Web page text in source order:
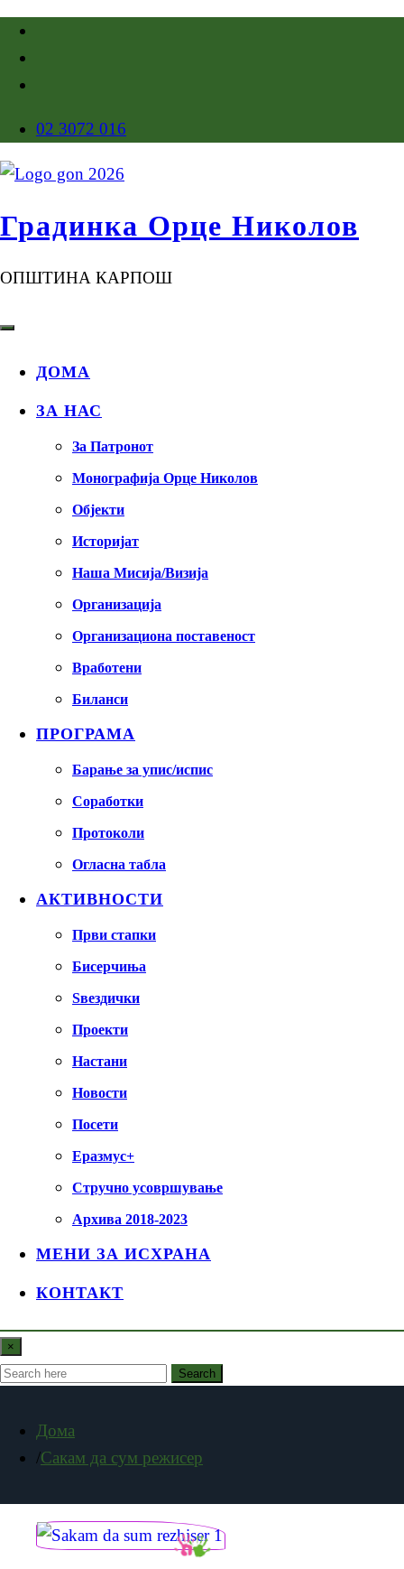
02 3072 016
Градинка Орце Николов
ОПШТИНА КАРПОШ
ДОМА
ЗА НАС
За Патронот
Монографија Орце Николов
Објекти
Историјат
Наша Мисија/Визија
Организација
Организациона поставеност
Вработени
Биланси
ПРОГРАМА
Барање за упис/испис
Соработки
Протоколи
Огласна табла
АКТИВНОСТИ
Први стапки
Бисерчиња
Ѕвездички
Проекти
Настани
Новости
Посети
Еразмус+
Стручно усовршување
Архива 2018-2023
МЕНИ ЗА ИСХРАНА
КОНТАКТ
×
Search
Дома
Сакам да сум режисер